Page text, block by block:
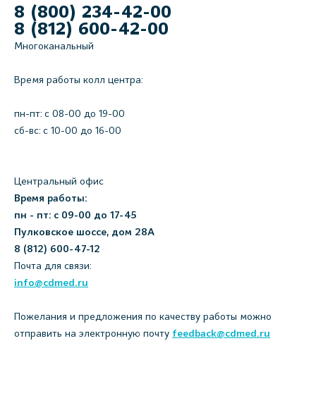
8 (800) 234-42-00
8 (812) 600-42-00
Многоканальный
Время работы колл центра:
пн-пт: c 08-00 до 19-00
сб-вс: с 10-00 до 16-00
Центральный офис
Время работы:
пн - пт: с 09-00 до 17-45
Пулковское шоссе, дом 28А
8 (812) 600-47-12
Почта для связи:
info@cdmed.ru
Пожелания и предложения по качеству работы можно
отправить на электронную почту feedback@cdmed.ru